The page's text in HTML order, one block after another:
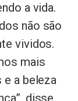
a vida.
não são
vividos.
mais
e a beleza